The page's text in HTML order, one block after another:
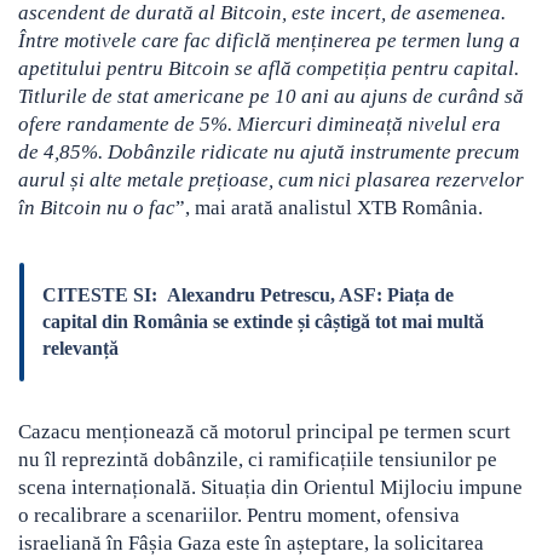
ascendent de durată al Bitcoin, este incert, de asemenea.
Între motivele care fac dificlă menținerea pe termen lung a
apetitului pentru Bitcoin se află competiția pentru capital.
Titlurile de stat americane pe 10 ani au ajuns de curând să
ofere randamente de 5%. Miercuri dimineață nivelul era
de 4,85%. Dobânzile ridicate nu ajută instrumente precum
aurul și alte metale prețioase, cum nici plasarea rezervelor
în Bitcoin nu o fac”, mai arată analistul XTB România.
CITESTE SI: Alexandru Petrescu, ASF: Piața de
capital din România se extinde și câștigă tot mai multă
relevanță
Cazacu menționează că motorul principal pe termen scurt
nu îl reprezintă dobânzile, ci ramificațiile tensiunilor pe
scena internațională. Situația din Orientul Mijlociu impune
o recalibrare a scenariilor. Pentru moment, ofensiva
israeliană în Fâșia Gaza este în așteptare, la solicitarea